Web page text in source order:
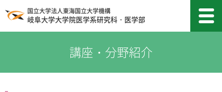
国立大学法人東海国立大学機構
岐阜大学大学院医学系研究科・医学部